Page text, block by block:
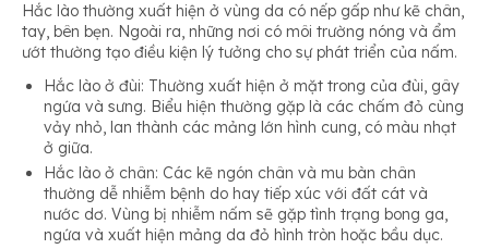
Hắc lào thường xuất hiện ở vùng da có nếp gấp như kẽ chân,
tay, bên bẹn. Ngoài ra, những nơi có môi trường nóng và ẩm
ướt thường tạo điều kiện lý tưởng cho sự phát triển của nấm.
Hắc lào ở đùi: Thường xuất hiện ở mặt trong của đùi, gây
ngứa và sưng. Biểu hiện thường gặp là các chấm đỏ cùng
vảy nhỏ, lan thành các mảng lớn hình cung, có màu nhạt
ở giữa.
Hắc lào ở chân: Các kẽ ngón chân và mu bàn chân
thường dễ nhiễm bệnh do hay tiếp xúc với đất cát và
nước dơ. Vùng bị nhiễm nấm sẽ gặp tình trạng bong ga,
ngứa và xuất hiện mảng da đỏ hình tròn hoặc bầu dục.